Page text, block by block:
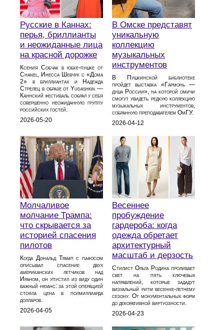
Русские в Каннах:
перья, бриллианты
и неожиданные лица
на красной дорожке
Ксения Собчак в юбке-пушке от
Chanel, Инесса Шевчук с «Дома
2» в бриллиантах и Надежда
Стрелец в образе от Yudashkin —
Каннский фестиваль собрал у себя
совершенно неожиданную группу
российских гостей.
2026-05-20
В Омске представят
уникальную
коллекцию
музыкальных
инструментов
В Пушкинской библиотеке
пройдет выставка «Гармонь —
душа России», на которой омичи
смогут увидеть редкую коллекцию
музыкальных инструментов,
собранную преподавателем ОмГУ.
2026-04-12
Молчаливое
молчание Трампа:
что скрывается за
историей спасения
пилотов
Когда Дональд Трамп с пафосом
описывал спасение двух
американских летчиков над
Ираном, он упустил из виду один
важный нюанс: за этой операцией
стояла цена в полмиллиарда
долларов.
2026-04-05
Весеннее
пробуждение
гардероба: когда
одежда обретает
архитектурный
масштаб и дерзость
Стилист Ольга Родина проливает
свет на пять ключевых
направлений, которые зададут
визуальный ритм весенне-летнему
сезону. От монументальных форм
до декоративной виртуозности.
2026-04-23